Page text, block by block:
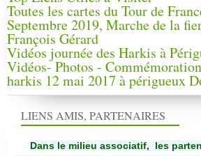
Toutes les cartes du Tour de
Septembre 2019, Marche de la
François Gérard
Vidéos journée des Harkis à
Vidéos- Photos -
harkis 12 mai 2017 à périgueux
LIENS AMIS, PARTENAIRES
Dans le milieu associatif, les